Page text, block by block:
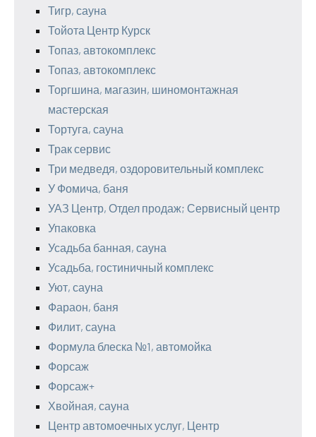
Тигр, сауна
Тойота Центр Курск
Топаз, автокомплекс
Топаз, автокомплекс
Торгшина, магазин, шиномонтажная
мастерская
Тортуга, сауна
Трак сервис
Три медведя, оздоровительный комплекс
У Фомича, баня
УАЗ Центр, Отдел продаж; Сервисный центр
Упаковка
Усадьба банная, сауна
Усадьба, гостиничный комплекс
Уют, сауна
Фараон, баня
Филит, сауна
Формула блеска №1, автомойка
Форсаж
Форсаж+
Хвойная, сауна
Центр автомоечных услуг, Центр